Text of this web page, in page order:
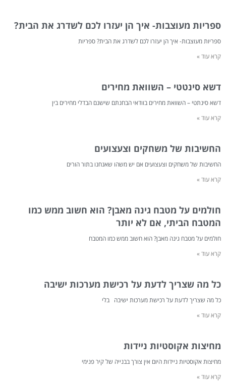
ספריות מעוצבות- איך הן יעזרו לכם לשדרג את הבית?
ספריות מעוצבות- איך הן יעזרו לכם לשדרג את הבית? ספריות
קרא עוד »
דשא סינטטי – השוואת מחירים
דשא סינתטי – השוואת מחירים בוודאי הבחנתם שישנם הבדלי מחירים בין
קרא עוד »
החשיבות של משחקים וצעצועים
החשיבות של משחקים וצעצועים אם יש משהו שאנחנו בתור הורים
קרא עוד »
חולמים על מטבח גינה מאבן? הוא חשוב ממש כמו
המטבח הביתי, אם לא יותר
חולמים על מטבח גינה מאבן? הוא חשוב ממש כמו המטבח
קרא עוד »
כל מה שצריך לדעת על רכישת מערכות ישיבה
כל מה שצריך לדעת על רכישת מערכות ישיבה בלי
קרא עוד »
מחיצות אקוסטיות ניידות
מחיצות אקוסטיות ניידות היום אין צורך בבנייה של קיר פנימי
קרא עוד »